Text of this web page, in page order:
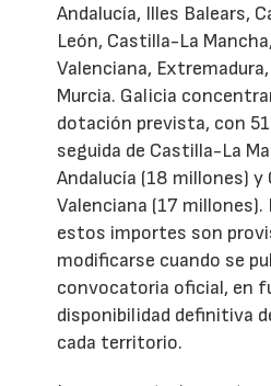
Andalucía, Illes Balears,
León, Castilla-La
Valenciana,
Murcia. Galicia
dotación prevista, con
seguida de Castilla-La
Andalucía (18 millones) y
Valenciana (17 millones).
estos importes son
modificarse cuando se
convocatoria oficial, en
disponibilidad definitiva
cada territorio.